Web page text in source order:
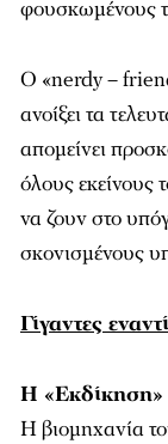
φουσκωμένους
Ο «nerdy –
ανοίξει τα
απομείνει
όλους εκείνους
να ζουν στο
σκονισμένους
Γίγαντες
Η
Η βιομηχανία